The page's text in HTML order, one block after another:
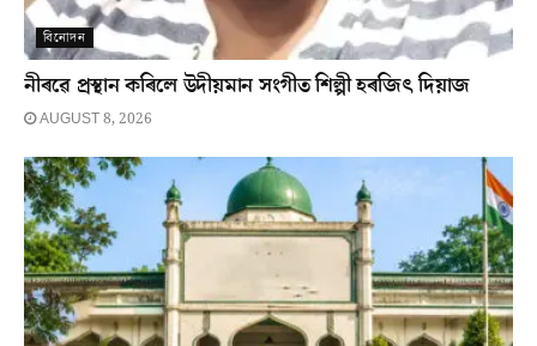
বিনোদন
নীৰৱে প্ৰস্থান কৰিলে উদীয়মান সংগীত শিল্পী হৰজিৎ দিয়াজ
AUGUST 8, 2026